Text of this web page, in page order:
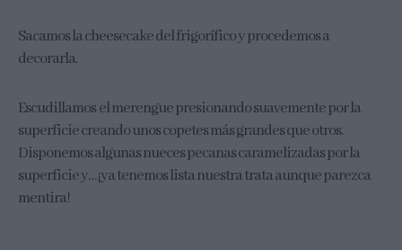
Sacamos la cheesecake del frigorífico y procedemos a
decorarla.
Escudillamos el merengue presionando suavemente por la
superficie creando unos copetes más grandes que otros.
Disponemos algunas nueces pecanas caramelizadas por la
superficie y… ¡ya tenemos lista nuestra trata aunque parezca
mentira!